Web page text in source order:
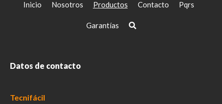
Inicio Nosotros Productos Contacto Pqrs
Garantías
Datos de contacto
Tecnifácil